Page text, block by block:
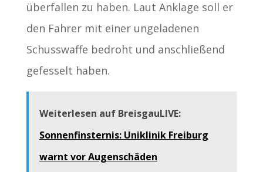
überfallen zu haben. Laut Anklage soll er
den Fahrer mit einer ungeladenen
Schusswaffe bedroht und anschließend
gefesselt haben.
Weiterlesen auf BreisgauLIVE:
Sonnenfinsternis: Uniklinik Freiburg
warnt vor Augenschäden